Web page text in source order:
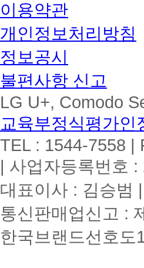
이용약관
개인정보처리방침
정보공시
불편사항 신고
LG U+, Comodo
교육부정식평가
TEL : 1544-7558 |
| 사업자등록번호 :
대표이사 : 김승범
통신판매업신고 :
한국브랜드선호도